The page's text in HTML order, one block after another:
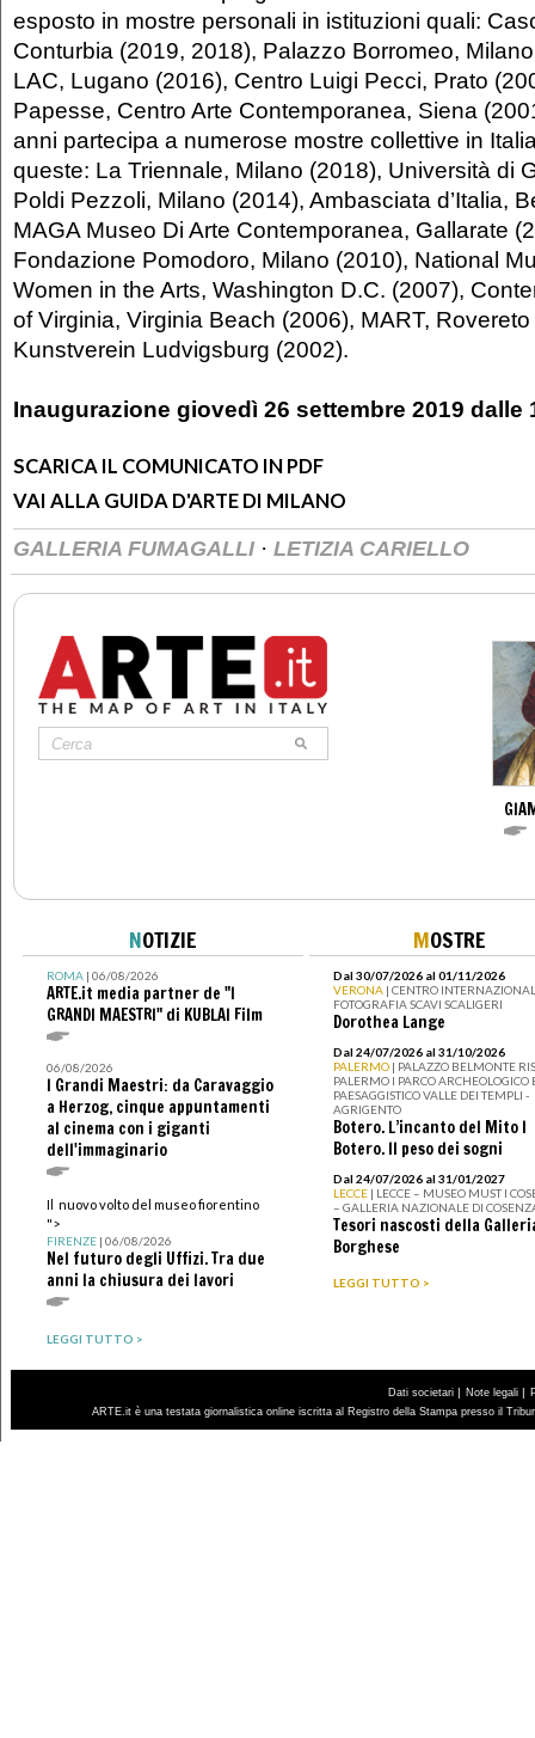
esposto in mostre personali in istituzioni quali:
Conturbia (2019, 2018), Palazzo Borromeo,
LAC, Lugano (2016), Centro Luigi Pecci, Prato
Papesse, Centro Arte Contemporanea, Siena
anni partecipa a numerose mostre collettive in
queste: La Triennale, Milano (2018), Università di
Poldi Pezzoli, Milano (2014), Ambasciata d’Italia,
MAGA Museo Di Arte Contemporanea, Gallarate
Fondazione Pomodoro, Milano (2010), National
Women in the Arts, Washington D.C. (2007),
of Virginia, Virginia Beach (2006), MART,
Kunstverein Ludvigsburg (2002).
Inaugurazione giovedì 26 settembre 2019 dalle
SCARICA IL COMUNICATO IN PDF
VAI ALLA GUIDA D'ARTE DI MILANO
GALLERIA FUMAGALLI · LETIZIA CARIELLO
NOTIZIE
ROMA| 06/08/2026
ARTE.it media partner de "I
GRANDI MAESTRI" di KUBLAI Film
06/08/2026
I Grandi Maestri: da Caravaggio
a Herzog, cinque appuntamenti
al cinema con i giganti
dell'immaginario
Il nuovo volto del museo fiorentino
">
FIRENZE| 06/08/2026
Nel futuro degli Uffizi. Tra due
anni la chiusura dei lavori
LEGGI TUTTO >
MOSTRE
Dal 30/07/2026 al 01/11/2026
VERONA | CENTRO
FOTOGRAFIA SCAVI SCALIGERI
Dorothea Lange
Dal 24/07/2026 al 31/10/2026
PALERMO | PALAZZO BELMONTE
PALERMO I PARCO ARCHEOLOGICO
PAESAGGISTICO VALLE DEI TEMPLI -
AGRIGENTO
Botero. L’incanto del Mito I
Botero. Il peso dei sogni
Dal 24/07/2026 al 31/01/2027
LECCE | LECCE – MUSEO MUST I
– GALLERIA NAZIONALE DI
Tesori nascosti della
Borghese
LEGGI TUTTO >
Dati societari Note legali
ARTE.it è una testata giornalistica online iscritta al Registro della Stampa presso il